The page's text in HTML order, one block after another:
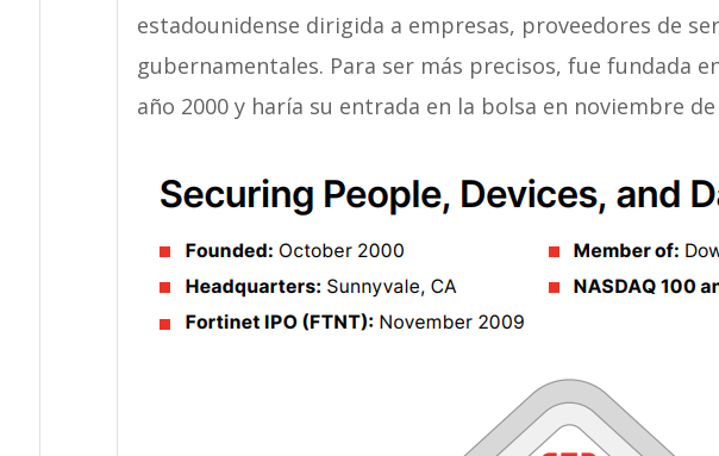
estadounidense dirigida a empresas, proveedores de
gubernamentales. Para ser más precisos, fue fundada
año 2000 y haría su entrada en la bolsa en noviembre de